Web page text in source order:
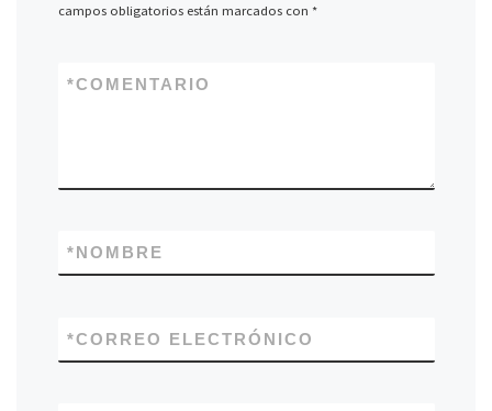
campos obligatorios están marcados con *
COMENTARIO
*
NOMBRE
*
CORREO ELECTRÓNICO
*